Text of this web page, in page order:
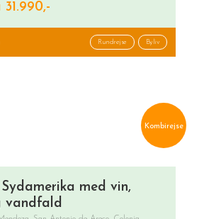
Rundrejse Byliv
Kombirejse
med vin,
vandfald